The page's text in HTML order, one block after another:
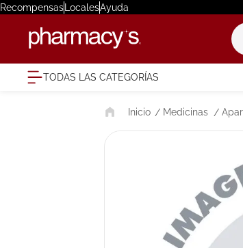
RecompensasLocalesAyuda
TODAS LAS CATEGORÍAS
Medicinas